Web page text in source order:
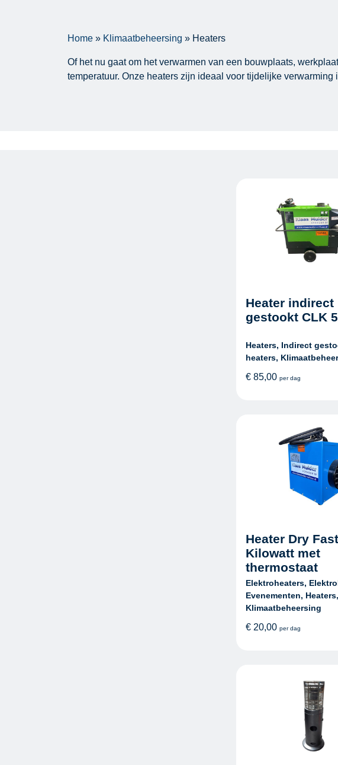
Home » Klimaatbeheersing » Heaters
Of het nu gaat om het verwarmen van een bouwplaats,
temperatuur. Onze heaters zijn ideaal voor tijdelijke
Heater indirect
gestookt CLK
Heaters, Indirect
heaters,
€ 85,00 per dag
Heater Dry
Kilowatt met
thermostaat
Elektroheaters,
Evenementen, Heaters,
Klimaatbeheersing
€ 20,00 per dag